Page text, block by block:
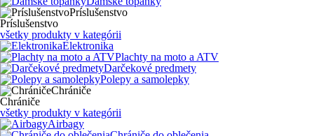
Príslušenstvo
Príslušenstvo
všetky produkty v kategórii
Elektronika
Plachty na moto a ATV
Darčekové predmety
Polepy a samolepky
Chrániče
Chrániče
všetky produkty v kategórii
Airbagy